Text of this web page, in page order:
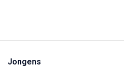
Jongens